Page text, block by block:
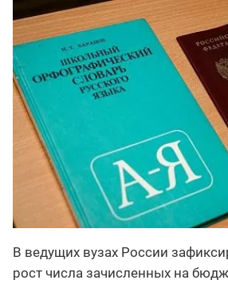
В ведущих вузах России
рост числа зачисленных на